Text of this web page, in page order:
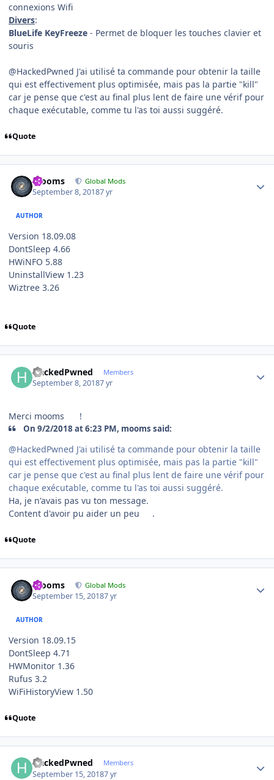
connexions Wifi
Divers:
BlueLife KeyFreeze - Permet de bloquer les touches clavier et
souris
@HackedPwned J'ai utilisé ta commande pour obtenir la taille
qui est effectivement plus optimisée, mais pas la partie "kill"
car je pense que c'est au final plus lent de faire une vérif pour
chaque exécutable, comme tu l'as toi aussi suggéré.
Quote
mooms Global Mods
September 8, 20187 yr
AUTHOR
Version 18.09.08
DontSleep 4.66
HWiNFO 5.88
UninstallView 1.23
Wiztree 3.26
Quote
HackedPwned Members
September 8, 20187 yr
Merci mooms !
On 9/2/2018 at 6:23 PM, mooms said:
@HackedPwned J'ai utilisé ta commande pour obtenir la taille
qui est effectivement plus optimisée, mais pas la partie "kill"
car je pense que c'est au final plus lent de faire une vérif pour
chaque exécutable, comme tu l'as toi aussi suggéré.
Ha, je n'avais pas vu ton message.
Content d'avoir pu aider un peu
.
Quote
mooms Global Mods
September 15, 20187 yr
AUTHOR
Version 18.09.15
DontSleep 4.71
HWMonitor 1.36
Rufus 3.2
WiFiHistoryView 1.50
Quote
HackedPwned Members
September 15, 20187 yr